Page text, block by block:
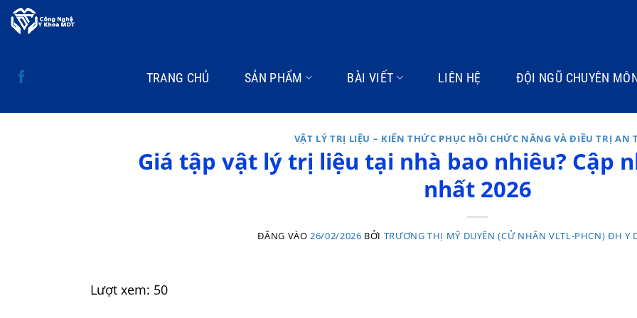
Bỏ
qua
dung
TRANG CHỦ SẢN PHẨM BÀI VIẾT LIÊN HỆ ĐỘI NGŨ CHUYÊN
VẬT LÝ TRỊ LIỆU – KIẾN THỨC PHỤC HỒI CHỨC NĂNG VÀ ĐIỀU TRỊ AN
Giá tập vật lý trị liệu tại nhà bao nhiêu? Cập
nhất 2026
ĐĂNG VÀO26/02/2026 BỞI TRƯƠNG THỊ MỸ DUYÊN (CỬ NHÂN VLTL-PHCN) ĐH Y
Lượt xem: 50